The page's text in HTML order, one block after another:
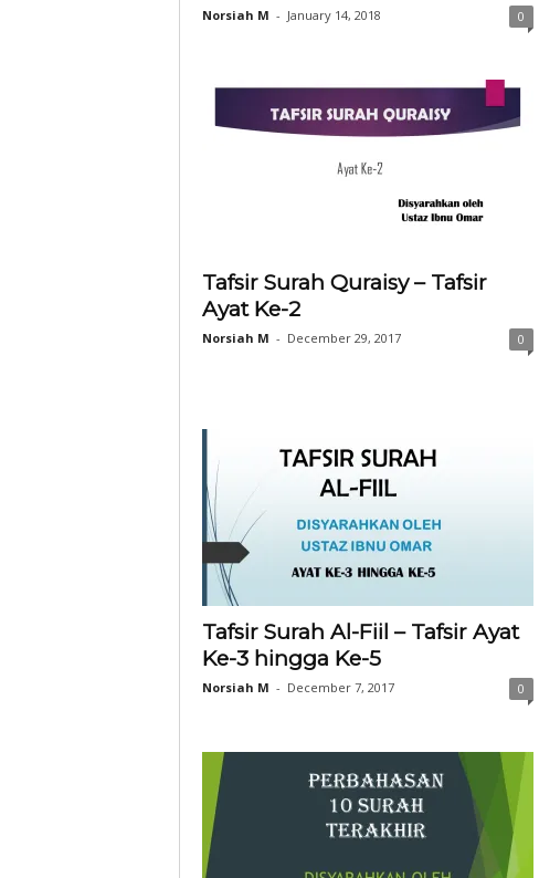
Norsiah M - January 14, 2018 0
Tafsir Surah Quraisy – Tafsir
Ayat Ke-2
Norsiah M - December 29, 2017 0
Tafsir Surah Al-Fiil – Tafsir Ayat
Ke-3 hingga Ke-5
Norsiah M - December 7, 2017 0